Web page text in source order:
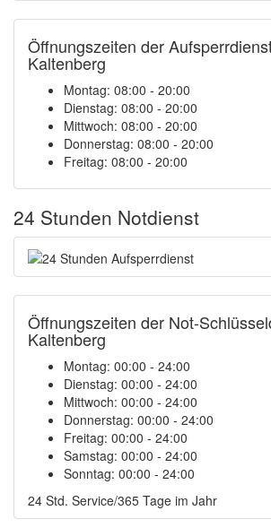
Öffnungszeiten der
Kaltenberg
Montag: 08:00 - 20:00
Dienstag: 08:00 - 20:00
Mittwoch: 08:00 - 20:00
Donnerstag: 08:00 - 20:00
Freitag: 08:00 - 20:00
24 Stunden Notdienst
Öffnungszeiten der Not-
Kaltenberg
Montag: 00:00 - 24:00
Dienstag: 00:00 - 24:00
Mittwoch: 00:00 - 24:00
Donnerstag: 00:00 - 24:00
Freitag: 00:00 - 24:00
Samstag: 00:00 - 24:00
Sonntag: 00:00 - 24:00
24 Std. Service/365 Tage im Jahr